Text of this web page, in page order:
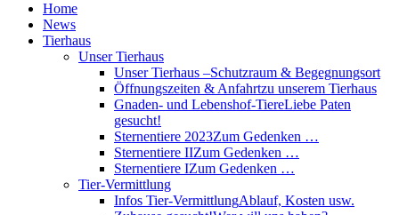
Home
News
Tierhaus
Unser Tierhaus
Unser Tierhaus –Schutzraum & Begegnungsort
Öffnungszeiten & Anfahrtzu unserem Tierhaus
Gnaden- und Lebenshof-TiereLiebe Paten
gesucht!
Sternentiere 2023Zum Gedenken …
Sternentiere IIZum Gedenken …
Sternentiere IZum Gedenken …
Tier-Vermittlung
Infos Tier-VermittlungAblauf, Kosten usw.